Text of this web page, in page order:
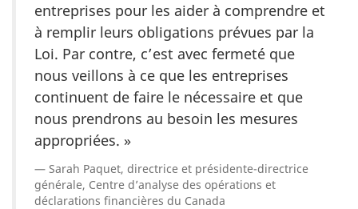
entreprises pour les aider à comprendre et
à remplir leurs obligations prévues par la
Loi. Par contre, c’est avec fermeté que
nous veillons à ce que les entreprises
continuent de faire le nécessaire et que
nous prendrons au besoin les mesures
appropriées. »
Sarah Paquet, directrice et présidente-directrice
générale, Centre d’analyse des opérations et
déclarations financières du Canada